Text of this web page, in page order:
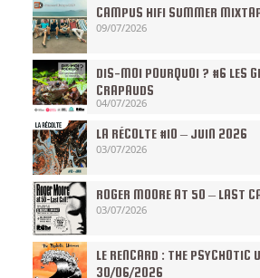
CAMPUS HIFI SUMMER
09/07/2026
DIS-MOI POURQUOI ? #6 LES
CRAPAUDS
04/07/2026
LA RÉCOLTE #10 – JUIN 2026
03/07/2026
ROGER MOORE AT 50 – LAST
03/07/2026
LE RENCARD : THE PSYCHOTIC
30/06/2026